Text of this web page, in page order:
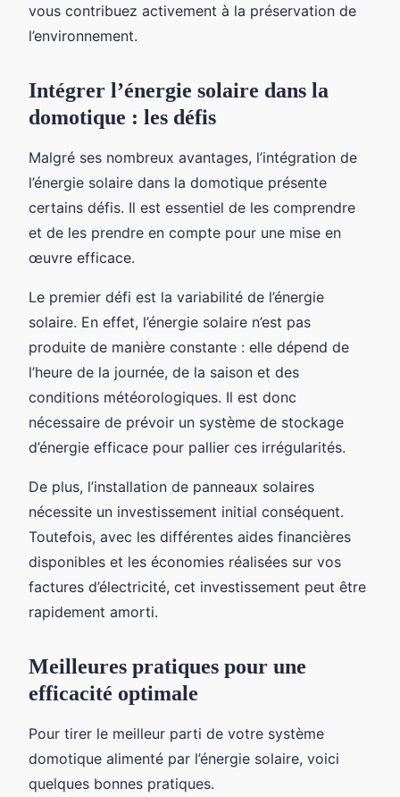
vous contribuez activement à la préservation de
l’environnement.
Intégrer l’énergie solaire dans la
domotique : les défis
Malgré ses nombreux avantages, l’intégration de
l’énergie solaire dans la domotique présente
certains défis. Il est essentiel de les comprendre
et de les prendre en compte pour une mise en
œuvre efficace.
Le premier défi est la variabilité de l’énergie
solaire. En effet, l’énergie solaire n’est pas
produite de manière constante : elle dépend de
l’heure de la journée, de la saison et des
conditions météorologiques. Il est donc
nécessaire de prévoir un système de stockage
d’énergie efficace pour pallier ces irrégularités.
De plus, l’installation de panneaux solaires
nécessite un investissement initial conséquent.
Toutefois, avec les différentes aides financières
disponibles et les économies réalisées sur vos
factures d’électricité, cet investissement peut être
rapidement amorti.
Meilleures pratiques pour une
efficacité optimale
Pour tirer le meilleur parti de votre système
domotique alimenté par l’énergie solaire, voici
quelques bonnes pratiques.